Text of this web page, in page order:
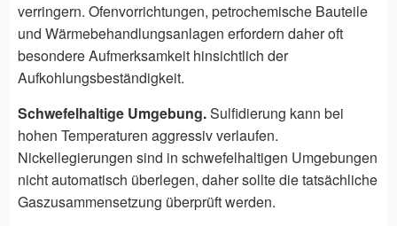
verringern. Ofenvorrichtungen, petrochemische Bauteile
und Wärmebehandlungsanlagen erfordern daher oft
besondere Aufmerksamkeit hinsichtlich der
Aufkohlungsbeständigkeit.
Schwefelhaltige Umgebung.Sulfidierung kann bei
hohen Temperaturen aggressiv verlaufen.
Nickellegierungen sind in schwefelhaltigen Umgebungen
nicht automatisch überlegen, daher sollte die tatsächliche
Gaszusammensetzung überprüft werden.